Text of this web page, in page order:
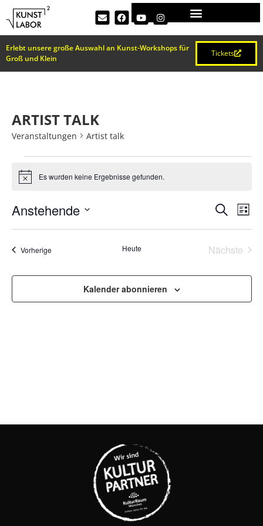
Erlebt unsere große Auswahl an Kunst-Workshops für
Groß und Klein
Tickets
ARTIST TALK
Veranstaltungen Artist talk
HinweisEs wurden keine Ergebnisse gefunden.
UND
SucheListe
Anstehende
wählen.
VorherigeVeranstaltungen Heute Nächste
Kalender abonnieren